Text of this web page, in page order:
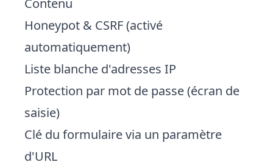
Contenu
Honeypot & CSRF (activé
automatiquement)
Liste blanche d'adresses IP
Protection par mot de passe (écran de
saisie)
Clé du formulaire via un paramètre
d'URL